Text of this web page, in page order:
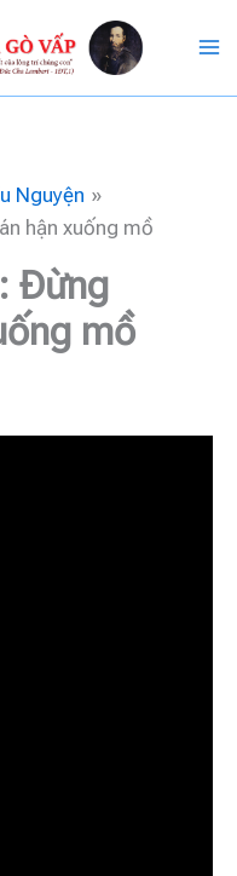
Nguyện
hận xuống mồ
Đừng
mồ